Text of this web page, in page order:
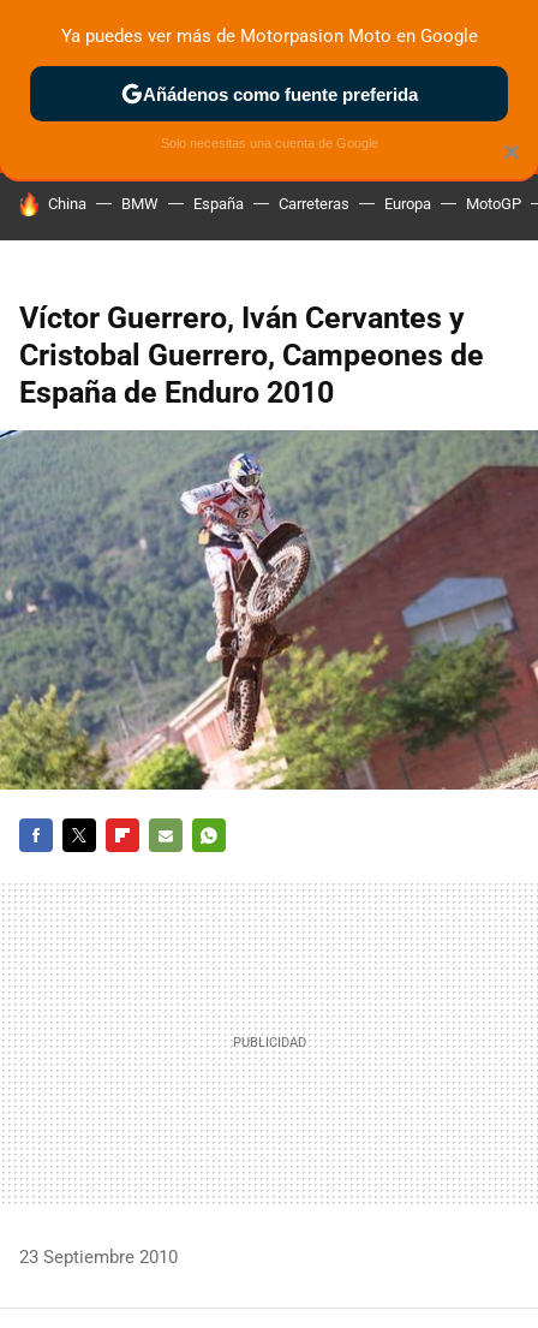
MENÚ NUEVO
ZONA DE PRUEBAS DEPORTIVAS MOTOS ELÉCTRICAS
HOY SE HABLA DE
China BMW España Carreteras Europa MotoGP
Víctor Guerrero, Iván Cervantes y
Cristobal Guerrero, Campeones de
España de Enduro 2010
MAIL
23 Septiembre 2010
×
Ya puedes ver más de Motorpasion Moto en Google
Añádenos como fuente preferida
Solo necesitas una cuenta de Google